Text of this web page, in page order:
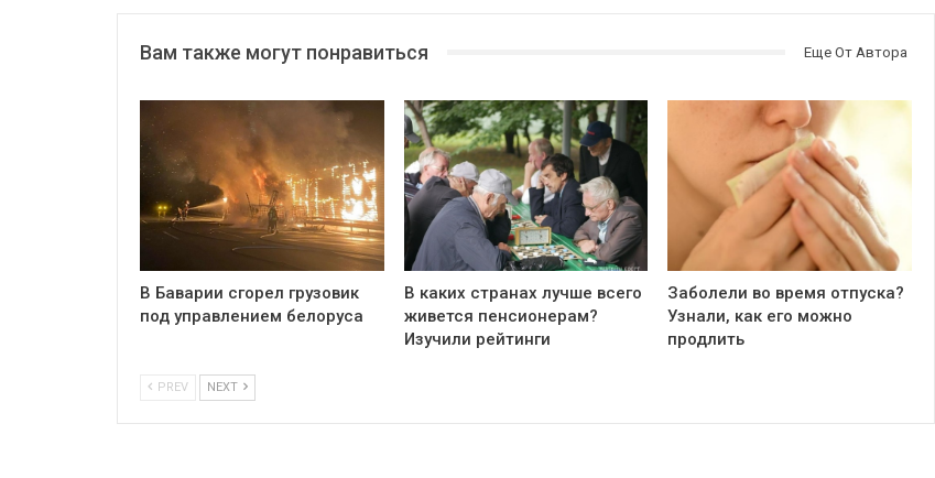
Вам также могут понравиться Еще От Автора
В Баварии сгорел грузовик
под управлением белоруса
В каких странах лучше всего
живется пенсионерам?
Изучили рейтинги
Заболели во время отпуска?
Узнали, как его можно
продлить
PREV NEXT